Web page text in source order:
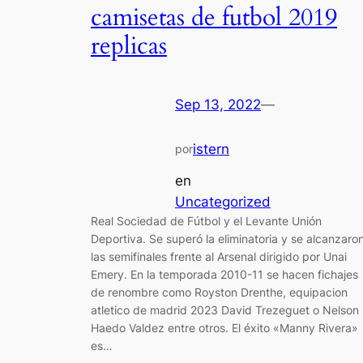
camisetas de futbol 2019
replicas
Sep 13, 2022—
poristern
en
Uncategorized
Real Sociedad de Fútbol y el Levante Unión
Deportiva. Se superó la eliminatoria y se
las semifinales frente al Arsenal dirigido por Unai
Emery. En la temporada 2010-11 se hacen fichajes
de renombre como Royston Drenthe, equipacion
atletico de madrid 2023 David Trezeguet o Nelson
Haedo Valdez entre otros. El éxito «Manny Rivera»
es…